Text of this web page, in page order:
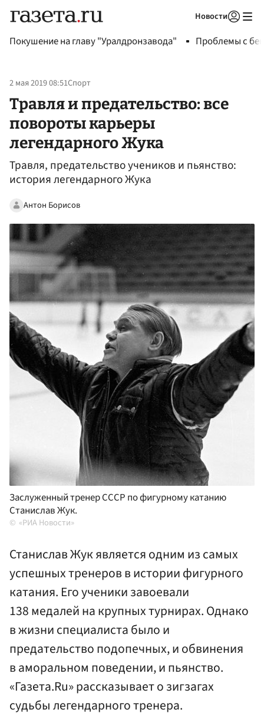
Новости
Покушение на главу "Уралдронзавода" Проблемы с
2 мая 2019 08:51Спорт
Травля и предательство: все
повороты карьеры
легендарного Жука
Травля, предательство учеников и пьянство:
история легендарного Жука
Антон Борисов
Заслуженный тренер СССР по фигурному катанию
Станислав Жук.
«РИА Новости»
Станислав Жук является одним из самых
успешных тренеров в истории фигурного
катания. Его ученики завоевали
138 медалей на крупных турнирах. Однако
в жизни специалиста было и
предательство подопечных, и обвинения
в аморальном поведении, и пьянство.
«Газета.Ru» рассказывает о зигзагах
судьбы легендарного тренера.